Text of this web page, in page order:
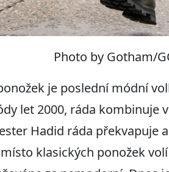
Photo by Gotham/
je poslední módní
let 2000, ráda kombinuje
Hadid ráda překvapuje
klasických ponožek